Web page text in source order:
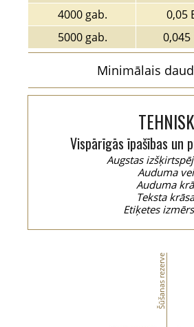
4000 gab.
0,05
5000 gab.
0,045
Minimālais
Vispārīgās īpašības un
Augstas
Auduma
Auduma
Teksta
Etiķetes
Šūšanas rezerve